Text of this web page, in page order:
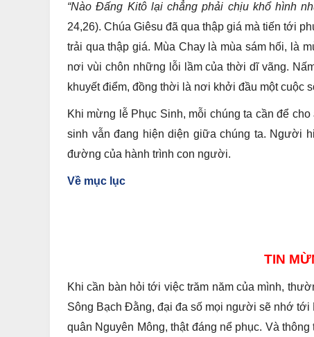
“Nào Đấng Kitô lại chẳng phải chịu khổ hình
24,26). Chúa Giêsu đã qua thập giá mà tiến tới
trải qua thập giá. Mùa Chay là mùa sám hối, là
nơi vùi chôn những lỗi lầm của thời dĩ vãng.
khuyết điểm, đồng thời là nơi khởi đầu một cuộc
Khi mừng lễ Phục Sinh, mỗi chúng ta cần để
sinh vẫn đang hiện diện giữa chúng ta. Người
đường của hành trình con người.
Về mục lục
TIN
Khi cần bàn hỏi tới việc trăm năm của mình,
Sông Bạch Đằng, đại đa số mọi người sẽ nhớ
quân Nguyên Mông, thật đáng nể phục. Và